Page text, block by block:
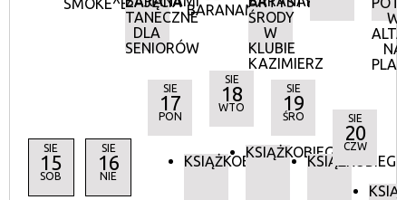
SMOKE^BLUES
TANECZNE
DLA
SENIORÓW
BARANAMIŚRODY
W
KLUBIE
KAZIMIERZ
W
NA
SIE
15
SOB
SIE
16
NIE
SIE
17
PON
KSIĄŻKOBIEG
SIE
18
WTO
KSIĄŻKOBIEG
SIE
19
ŚRO
KSIĄŻKOBIEG
SIE
20
CZW